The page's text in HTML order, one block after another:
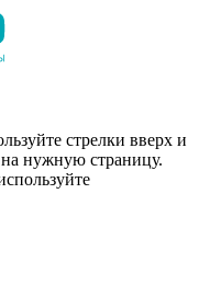
стрелки вверх и
нужную страницу.